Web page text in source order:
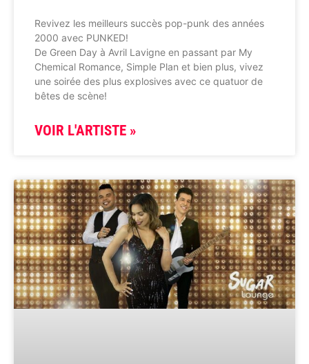
Revivez les meilleurs succès pop-punk des années
2000 avec PUNKED!
De Green Day à Avril Lavigne en passant par My
Chemical Romance, Simple Plan et bien plus, vivez
une soirée des plus explosives avec ce quatuor de
bêtes de scène!
VOIR L'ARTISTE »